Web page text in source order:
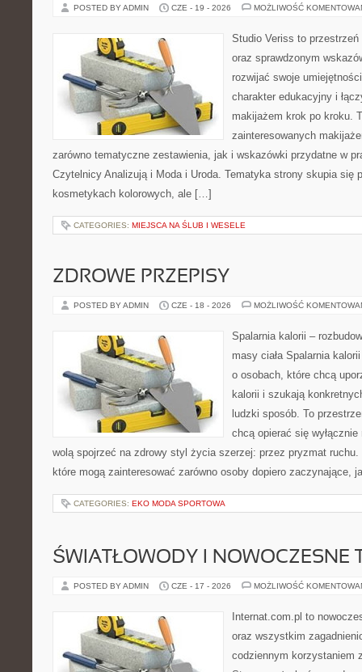
POSTED BY ADMIN CZE - 19 - 2026 MOŻLIWOŚĆ
Studio Veriss to
oraz sprawdzonym
rozwijać swoje
charakter edukacyjny i
makijażem krok po kroku.
zainteresowanych
zarówno tematyczne zestawienia, jak i wskazówki przydatne w
Czytelnicy Analizują i Moda i Uroda. Tematyka strony skupia się
kosmetykach kolorowych, ale […]
CATEGORIES: MIEJSCA NA ŚLUB I WESELE
ZDROWE PRZEPISY
POSTED BY ADMIN CZE - 18 - 2026 MOŻLIWOŚĆ
Spalarnia kalorii –
masy ciała Spalarnia
o osobach, które chcą
kalorii i szukają
ludzki sposób. To
chcą opierać się
wolą spojrzeć na zdrowy styl życia szerzej: przez pryzmat
które mogą zainteresować zarówno osoby dopiero
CATEGORIES: EKO MODA SPORTOWA
ŚWIATŁOWODY I NOWOCZESNE
POSTED BY ADMIN CZE - 17 - 2026 MOŻLIWOŚĆ
Internat.com.pl to
oraz wszystkim
codziennym korzystaniem